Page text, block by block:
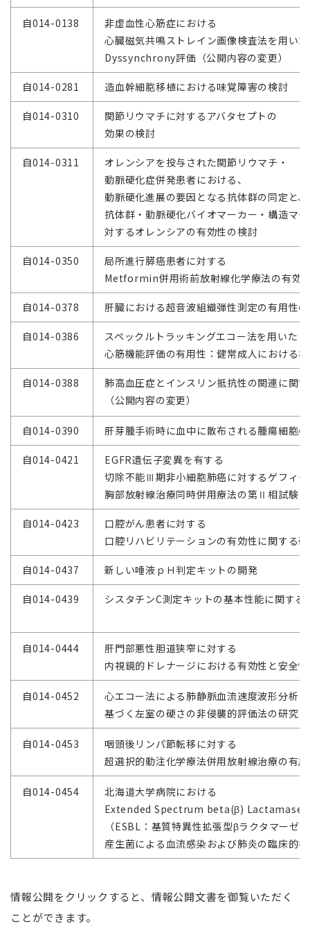
自014-0138
非虚血性心筋症における
心臓磁気共鳴ストレイン画像検査法を用いた
Dyssynchrony評価（公開内容の変更）
自014-0281 造血幹細胞移植における味覚障害の検討
自014-0310
関節リウマチに対するアバタセプトの
効果の検討
自014-0311
オレンシアを投与された関節リウマチ・
動脈硬化症併発患者における、
動脈硬化進展の要因となる抗体群の同定と、
抗体群・動脈硬化バイオマーカー・構造マ
対するオレンシアの有効性の検討
自014-0350
局所進行膵癌患者に対する
Metformin併用術前放射線化学療法の有効
自014-0378 肝臓における超音波組織弾性測定の有用性
自014-0386
スペックルトラッキングエコー法を用いた
心筋機能評価の有用性：健常成人における
自014-0388
肺高血圧症とインスリン抵抗性の関連に関
（公開内容の変更）
自014-0390 肝芽腫手術時に血中に散布される腫瘍細胞
自014-0421
EGFR遺伝子変異を有する
切除不能Ⅲ期非小細胞肺癌に対するゲフィ
胸部放射線治療同時併用療法の第Ⅱ相試験
自014-0423
口腔がん患者に対する
口腔リハビリテーションの有効性に関する
自014-0437 新しい唾液ｐＨ判定キットの開発
自014-0439 シスタチンC測定キットの基本性能に関する
自014-0444
肝門部悪性胆道狭窄に対する
内視鏡的ドレナージにおける有効性と安全
自014-0452
心エコー法による肺静脈血流速度波形分析に
基づく左室の硬さの非侵襲的評価法の研究
自014-0453
咽頭後リンパ節転移に対する
超選択的動注化学療法併用放射線治療の有
自014-0454
北海道大学病院における
Extended Spectrum beta(β) Lactamase
（ESBL：基質特異性拡張型βラクタマーゼ）
産生菌による血流感染および肺炎の臨床的
情報公開をクリックすると、情報公開文書を御覧いただく
ことができます。